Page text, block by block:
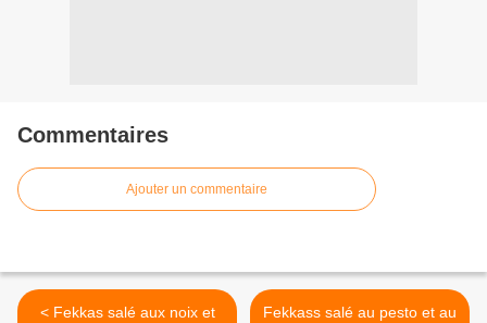
Commentaires
Ajouter un commentaire
< Fekkas salé aux noix et
Fekkass salé au pesto et au